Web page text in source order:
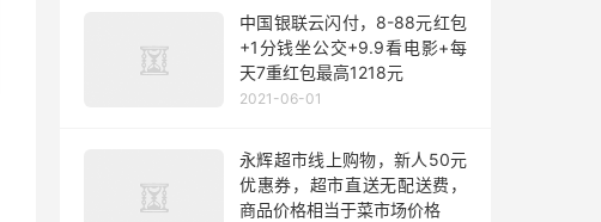
中国银联云闪付，8-88元红包
+1分钱坐公交+9.9看电影+每
天7重红包最高1218元
2021-06-01
永辉超市线上购物，新人50元
优惠券，超市直送无配送费，
商品价格相当于菜市场价格